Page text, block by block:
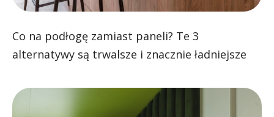
Co na podłogę zamiast paneli? Te 3
alternatywy są trwalsze i znacznie ładniejsze